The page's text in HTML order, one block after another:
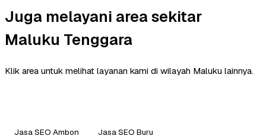
Juga melayani area sekitar
Maluku Tenggara
Klik area untuk melihat layanan kami di wilayah Maluku lainnya.
Jasa SEO Ambon
Jasa SEO Buru